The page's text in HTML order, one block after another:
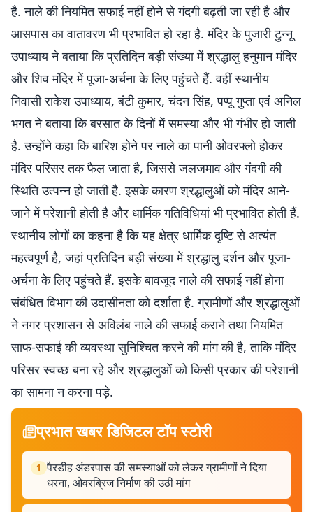
है. नाले की नियमित सफाई नहीं होने से गंदगी बढ़ती जा रही है और
आसपास का वातावरण भी प्रभावित हो रहा है. मंदिर के पुजारी टुन्नू
उपाध्याय ने बताया कि प्रतिदिन बड़ी संख्या में श्रद्धालु हनुमान मंदिर
और शिव मंदिर में पूजा-अर्चना के लिए पहुंचते हैं. वहीं स्थानीय
निवासी राकेश उपाध्याय, बंटी कुमार, चंदन सिंह, पप्पू गुप्ता एवं अनिल
भगत ने बताया कि बरसात के दिनों में समस्या और भी गंभीर हो जाती
है. उन्होंने कहा कि बारिश होने पर नाले का पानी ओवरफ्लो होकर
मंदिर परिसर तक फैल जाता है, जिससे जलजमाव और गंदगी की
स्थिति उत्पन्न हो जाती है. इसके कारण श्रद्धालुओं को मंदिर आने-
जाने में परेशानी होती है और धार्मिक गतिविधियां भी प्रभावित होती हैं.
स्थानीय लोगों का कहना है कि यह क्षेत्र धार्मिक दृष्टि से अत्यंत
महत्वपूर्ण है, जहां प्रतिदिन बड़ी संख्या में श्रद्धालु दर्शन और पूजा-
अर्चना के लिए पहुंचते हैं. इसके बावजूद नाले की सफाई नहीं होना
संबंधित विभाग की उदासीनता को दर्शाता है. ग्रामीणों और श्रद्धालुओं
ने नगर प्रशासन से अविलंब नाले की सफाई कराने तथा नियमित
साफ-सफाई की व्यवस्था सुनिश्चित करने की मांग की है, ताकि मंदिर
परिसर स्वच्छ बना रहे और श्रद्धालुओं को किसी प्रकार की परेशानी
का सामना न करना पड़े.
प्रभात खबर डिजिटल टॉप स्टोरी
1 पैरडीह अंडरपास की समस्याओं को लेकर ग्रामीणों ने दिया
धरना, ओवरब्रिज निर्माण की उठी मांग